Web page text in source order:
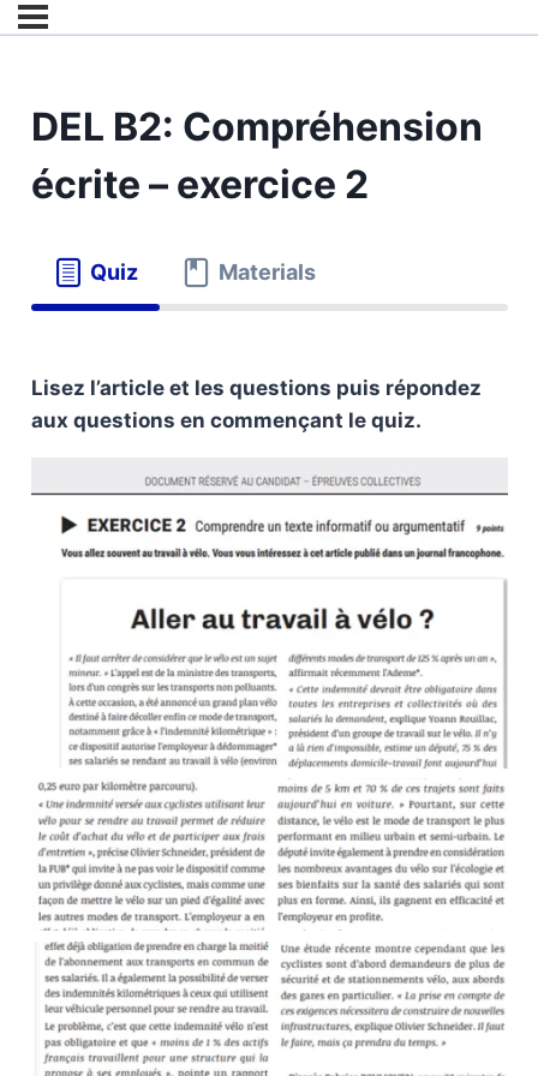
DEL B2: Compréhension
écrite – exercice 2
Quiz Materials
Lisez l’article et les questions puis répondez
aux questions en commençant le quiz.